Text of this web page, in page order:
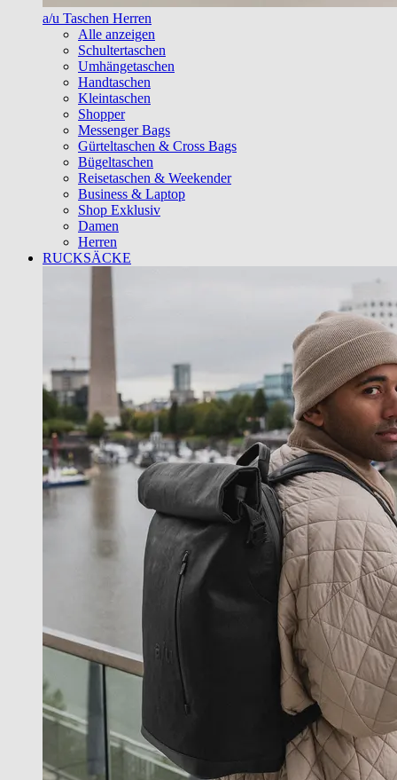
a/u Taschen Herren
Alle anzeigen
Schultertaschen
Umhängetaschen
Handtaschen
Kleintaschen
Shopper
Messenger Bags
Gürteltaschen & Cross Bags
Bügeltaschen
Reisetaschen & Weekender
Business & Laptop
Shop Exklusiv
Damen
Herren
RUCKSÄCKE